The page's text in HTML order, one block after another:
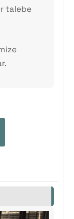
talebe